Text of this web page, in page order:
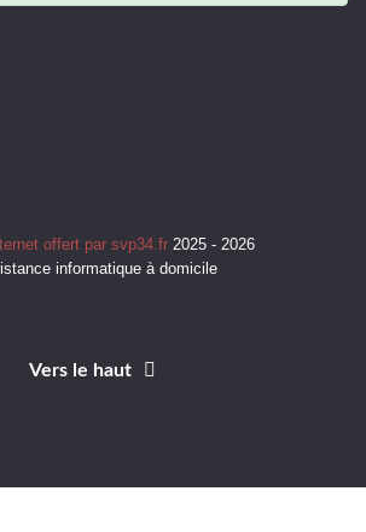
offert par svp34.fr 2025 - 2026
informatique à domicile
Vers le haut